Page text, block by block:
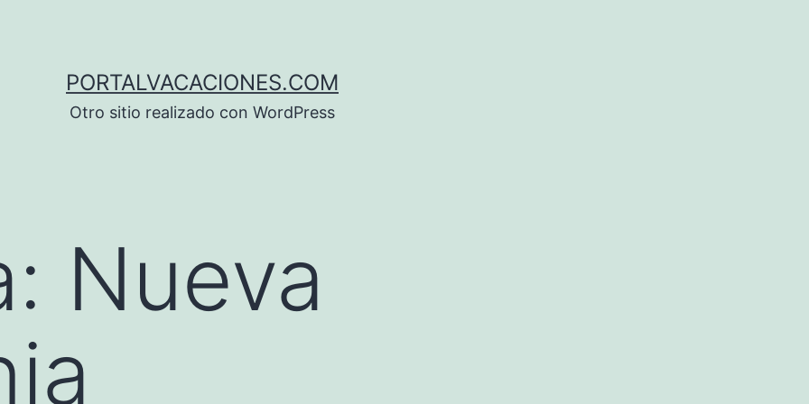
PORTALVACACIONES.COM
Otro sitio realizado con WordPress
Nueva